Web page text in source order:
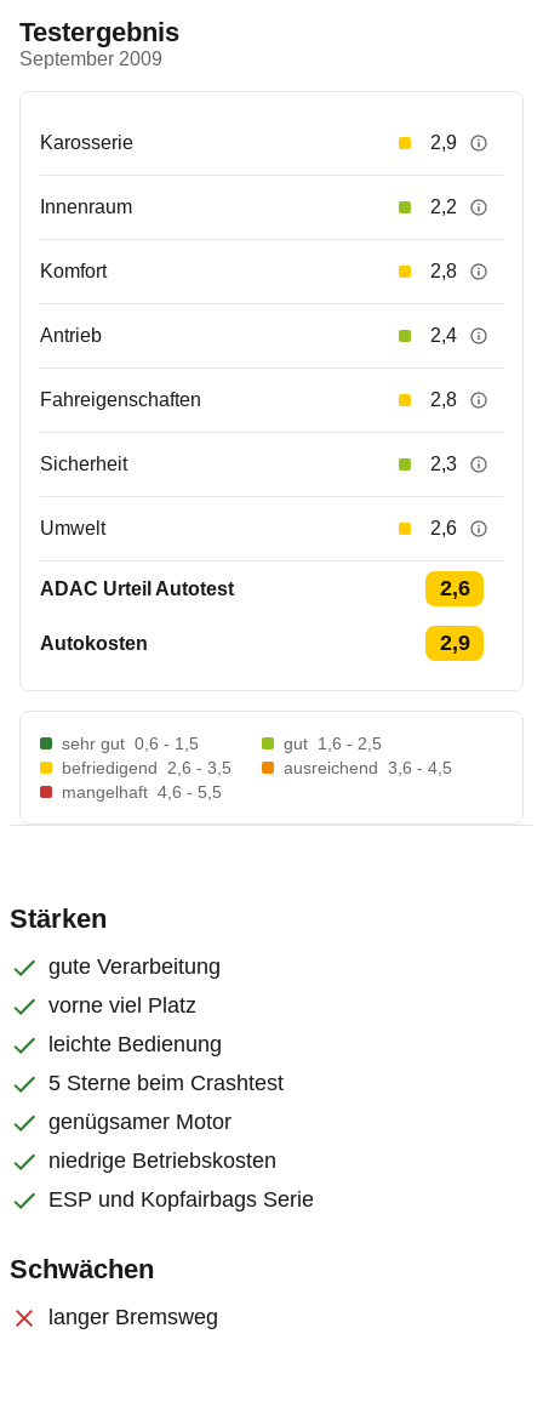
Testergebnis
September 2009
Karosserie 2,9
Innenraum 2,2
Komfort 2,8
Antrieb 2,4
Fahreigenschaften 2,8
Sicherheit 2,3
Umwelt 2,6
ADAC Urteil Autotest 2,6
Autokosten 2,9
sehr gut 0,6 - 1,5 gut 1,6 - 2,5
befriedigend
2,6 - 3,5 ausreichend 3,6 - 4,5
mangelhaft 4,6 - 5,5
Stärken
gute Verarbeitung
vorne viel Platz
leichte Bedienung
5 Sterne beim Crashtest
genügsamer Motor
niedrige Betriebskosten
ESP und Kopfairbags Serie
Schwächen
langer Bremsweg